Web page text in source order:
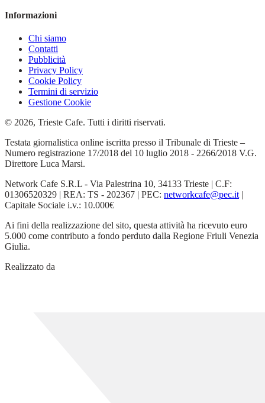
Informazioni
Chi siamo
Contatti
Pubblicità
Privacy Policy
Cookie Policy
Termini di servizio
Gestione Cookie
© 2026, Trieste Cafe. Tutti i diritti riservati.
Testata giornalistica online iscritta presso il Tribunale di Trieste –
Numero registrazione 17/2018 del 10 luglio 2018 - 2266/2018 V.G.
Direttore Luca Marsi.
Network Cafe S.R.L - Via Palestrina 10, 34133 Trieste | C.F:
01306520329 | REA: TS - 202367 | PEC: networkcafe@pec.it|
Capitale Sociale i.v.: 10.000€
Ai fini della realizzazione del sito, questa attività ha ricevuto euro
5.000 come contributo a fondo perduto dalla Regione Friuli Venezia
Giulia.
Realizzato da